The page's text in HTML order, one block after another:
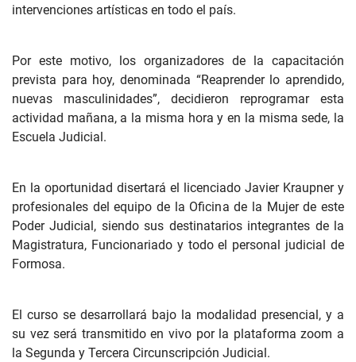
intervenciones artísticas en todo el país.
Por este motivo, los organizadores de la capacitación
prevista para hoy, denominada “Reaprender lo aprendido,
nuevas masculinidades”, decidieron reprogramar esta
actividad mañana, a la misma hora y en la misma sede, la
Escuela Judicial.
En la oportunidad disertará el licenciado Javier Kraupner y
profesionales del equipo de la Oficina de la Mujer de este
Poder Judicial, siendo sus destinatarios integrantes de la
Magistratura, Funcionariado y todo el personal judicial de
Formosa.
El curso se desarrollará bajo la modalidad presencial, y a
su vez será transmitido en vivo por la plataforma zoom a
la Segunda y Tercera Circunscripción Judicial.